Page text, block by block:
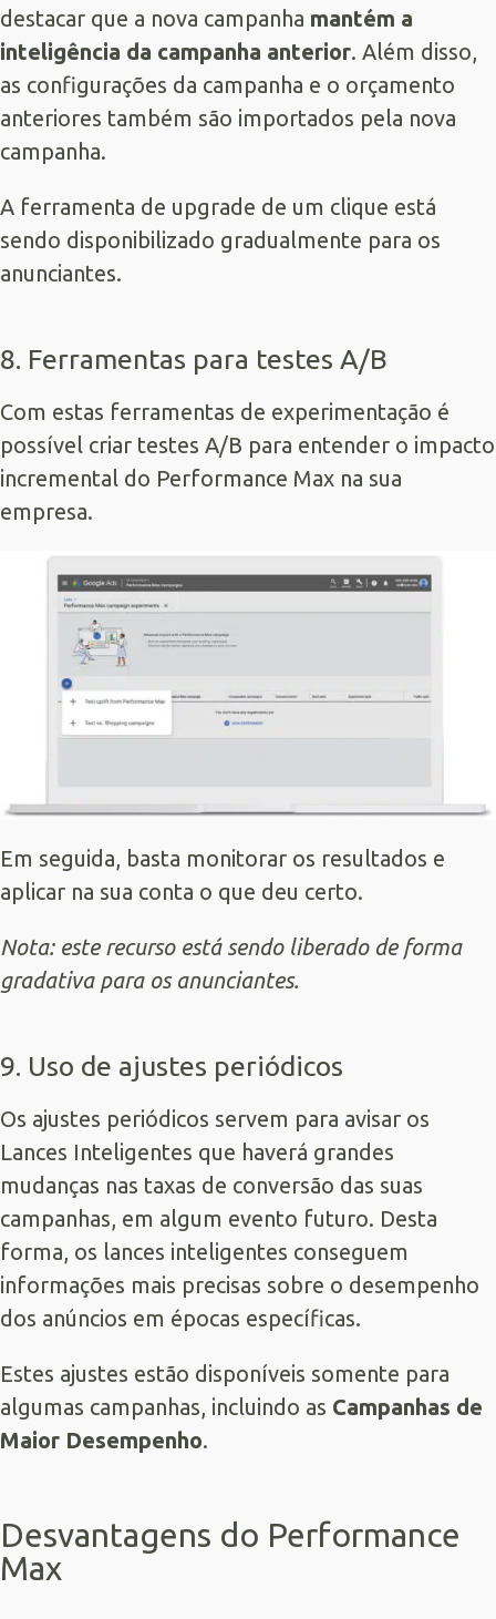
destacar que a nova campanha mantém a
inteligência da campanha anterior. Além disso,
as configurações da campanha e o orçamento
anteriores também são importados pela nova
campanha.
A ferramenta de upgrade de um clique está
sendo disponibilizado gradualmente para os
anunciantes.
8. Ferramentas para testes A/B
Com estas ferramentas de experimentação é
possível criar testes A/B para entender o impacto
incremental do Performance Max na sua
empresa.
Em seguida, basta monitorar os resultados e
aplicar na sua conta o que deu certo.
Nota: este recurso está sendo liberado de forma
gradativa para os anunciantes.
9. Uso de ajustes periódicos
Os ajustes periódicos servem para avisar os
Lances Inteligentes que haverá grandes
mudanças nas taxas de conversão das suas
campanhas, em algum evento futuro. Desta
forma, os lances inteligentes conseguem
informações mais precisas sobre o desempenho
dos anúncios em épocas específicas.
Estes ajustes estão disponíveis somente para
algumas campanhas, incluindo as Campanhas de
Maior Desempenho.
Desvantagens do Performance
Max